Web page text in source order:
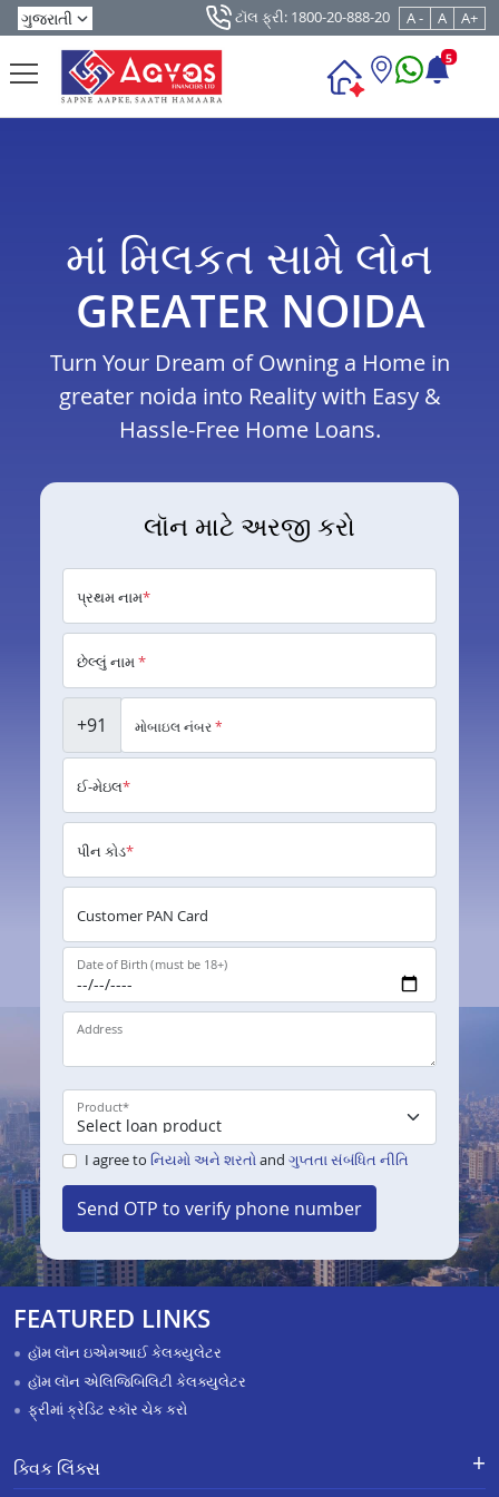
ટૉલ ફ્રી: 1800-20-888-20 A - A A+
5
માં મિલકત સામે લોન
GREATER NOIDA
Turn Your Dream of Owning a Home in
greater noida into Reality with Easy &
Hassle-Free Home Loans.
લૉન માટે અરજી કરો
પ્રથમ નામ*
છેલ્લું નામ*
+91 મોબાઇલ નંબર*
ઈ-મેઇલ*
પીન કોડ*
Customer PAN Card
Date of Birth (must be 18+)
Address
Product*
I agree to નિયમો અને શરતોand ગુપ્તતા સંબંધિત નીતિ
Send OTP to verify phone number
FEATURED LINKS
હૉમ લૉન ઇએમઆઈ કેલક્યુલેટર
હૉમ લૉન એલિજિબિલિટી કેલક્યુલેટર
ફ્રીમાં ક્રેડિટ સ્કૉર ચેક કરો
ક્વિક લિંક્સ